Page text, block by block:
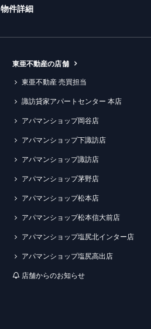
物件詳細
東亜不動産の店舗
東亜不動産 売買担当
諏訪貸家アパートセンター 本店
アパマンショップ岡谷店
アパマンショップ下諏訪店
アパマンショップ諏訪店
アパマンショップ茅野店
アパマンショップ松本店
アパマンショップ松本信大前店
アパマンショップ塩尻北インター店
アパマンショップ塩尻高出店
店舗からのお知らせ